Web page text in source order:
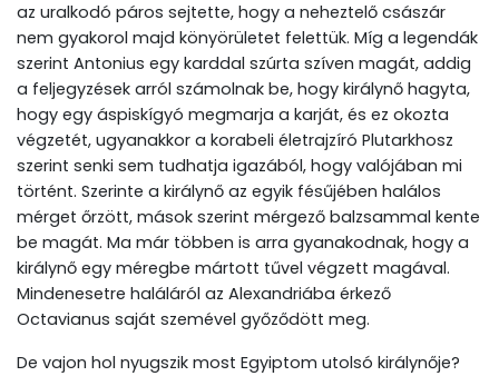
az uralkodó páros sejtette, hogy a neheztelő császár
nem gyakorol majd könyörületet felettük. Míg a legendák
szerint Antonius egy karddal szúrta szíven magát, addig
a feljegyzések arról számolnak be, hogy királynő hagyta,
hogy egy áspiskígyó megmarja a karját, és ez okozta
végzetét, ugyanakkor a korabeli életrajzíró Plutarkhosz
szerint senki sem tudhatja igazából, hogy valójában mi
történt. Szerinte a királynő az egyik fésűjében halálos
mérget őrzött, mások szerint mérgező balzsammal kente
be magát. Ma már többen is arra gyanakodnak, hogy a
királynő egy méregbe mártott tűvel végzett magával.
Mindenesetre haláláról az Alexandriába érkező
Octavianus saját szemével győződött meg.
De vajon hol nyugszik most Egyiptom utolsó királynője?